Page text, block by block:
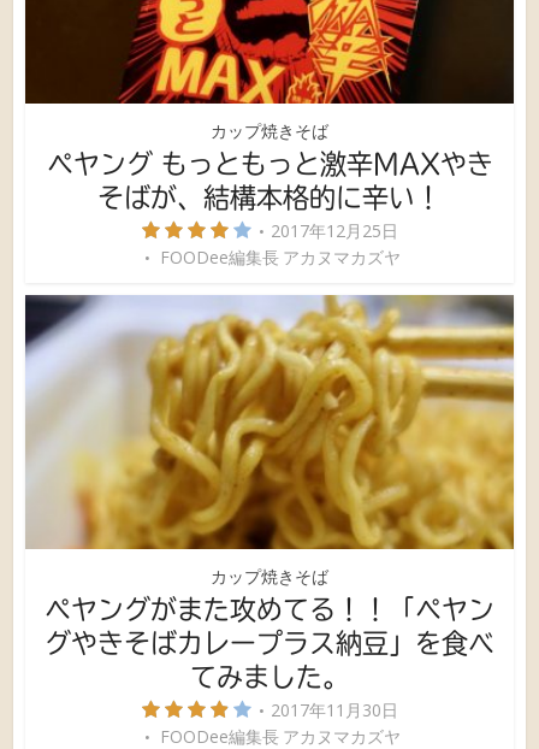
カップ焼きそば
ペヤング もっともっと激辛MAXやき
そばが、結構本格的に辛い！
2017年12月25日
FOODee編集長 アカヌマカズヤ
カップ焼きそば
ペヤングがまた攻めてる！！「ペヤン
グやきそばカレープラス納豆」を食べ
てみました。
2017年11月30日
FOODee編集長 アカヌマカズヤ